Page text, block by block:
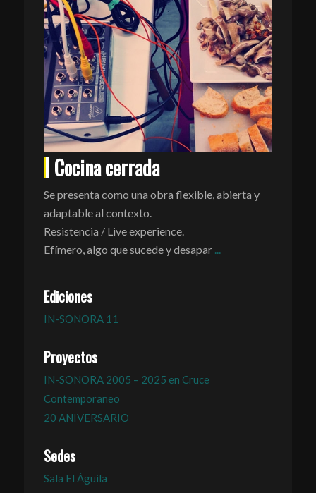
Cocina cerrada
Se presenta como una obra flexible, abierta y
adaptable al contexto.
Resistencia / Live experience.
Efímero, algo que sucede y desapar ...
Ediciones
IN-SONORA 11
Proyectos
IN-SONORA 2005 – 2025 en Cruce
Contemporaneo
20 ANIVERSARIO
Sedes
Sala El Águila